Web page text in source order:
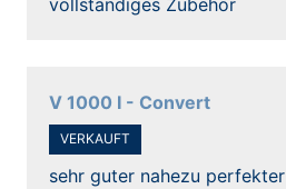
vollständiges Zubehör
V 1000 I - Convert
VERKAUFT
sehr guter nahezu perfekter